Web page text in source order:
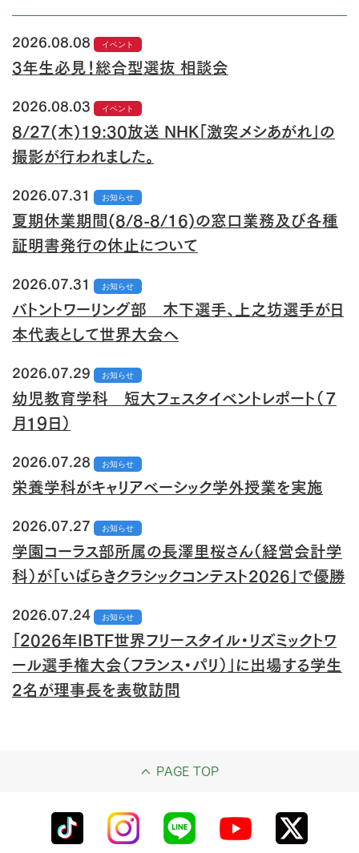
2026.08.08 イベント
3年生必見！総合型選抜 相談会
2026.08.03 イベント
8/27(木)19:30放送 NHK「激突メシあがれ」の
撮影が行われました。
2026.07.31 お知らせ
夏期休業期間(8/8-8/16)の窓口業務及び各種
証明書発行の休止について
2026.07.31 お知らせ
バトントワーリング部 木下選手、上之坊選手が日
本代表として世界大会へ
2026.07.29 お知らせ
幼児教育学科 短大フェスタイベントレポート（７
月１９日）
2026.07.28 お知らせ
栄養学科がキャリアベーシック学外授業を実施
2026.07.27 お知らせ
学園コーラス部所属の長澤里桜さん（経営会計学
科）が「いばらきクラシックコンテスト2026」で優勝
2026.07.24 お知らせ
「2026年IBTF世界フリースタイル・リズミックトワ
ール選手権大会（フランス・パリ）」に出場する学生
2名が理事長を表敬訪問
PAGE TOP